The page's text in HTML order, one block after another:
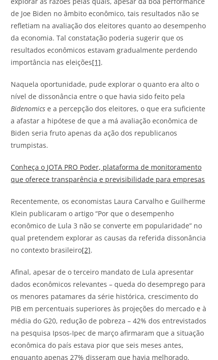
de Joe Biden no âmbito econômico, tais resultados não se
refletiam na avaliação dos eleitores quanto ao desempenho
da economia. Tal constatação poderia sugerir que os
resultados econômicos estavam gradualmente perdendo
importância nas eleições[1].
Naquela oportunidade, pude explorar o quanto era alto o
nível de dissonância entre o que havia sido feito pela
Bidenomicse a percepção dos eleitores, o que era suficiente
a afastar a hipótese de que a má avaliação econômica de
Biden seria fruto apenas da ação dos republicanos
trumpistas.
Conheça o JOTA PRO Poder, plataforma de monitoramento
que oferece transparência e previsibilidade para empresas
Recentemente, os economistas Laura Carvalho e Guilherme
Klein publicaram o artigo “Por que o desempenho
econômico de Lula 3 não se converte em popularidade” no
qual pretendem explorar as causas da referida dissonância
no contexto brasileiro[2].
Afinal, apesar de o terceiro mandato de Lula apresentar
dados econômicos relevantes – queda do desemprego para
os menores patamares da série histórica, crescimento do
PIB em percentuais superiores às projeções do mercado e à
média do G20, redução de pobreza – 42% dos entrevistados
na pesquisa Ipsos-Ipec de março afirmaram que a situação
econômica do país estava pior que seis meses antes,
enquanto apenas 27% disseram que havia melhorado.